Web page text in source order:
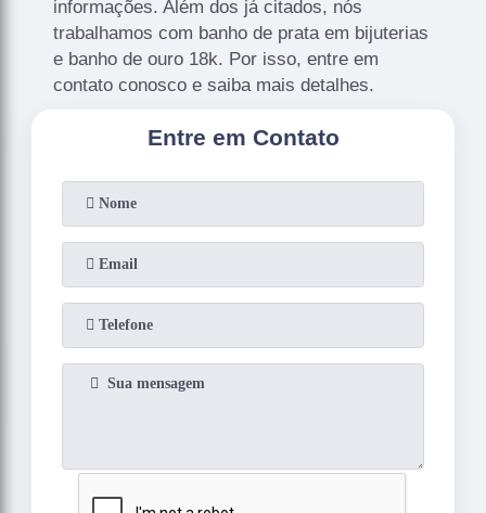
informações. Além dos já citados, nós
trabalhamos com banho de prata em bijuterias
e banho de ouro 18k. Por isso, entre em
contato conosco e saiba mais detalhes.
Entre em Contato